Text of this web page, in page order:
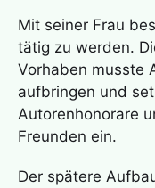
Mit seiner Frau
tätig zu werden.
Vorhaben musste
aufbringen und
Autorenhonorare
Freunden ein.
Der spätere